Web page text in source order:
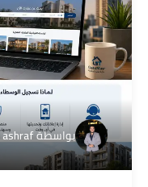
بواسطة